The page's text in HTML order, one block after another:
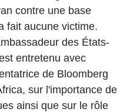
contre une base
fait aucune victime.
des États-
entretenu avec
de Bloomberg
sur l'importance de
ainsi que sur le rôle